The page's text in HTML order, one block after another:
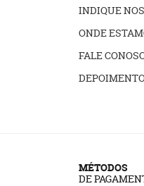
INDIQUE
ONDE
FALE
MÉTODOS
DE